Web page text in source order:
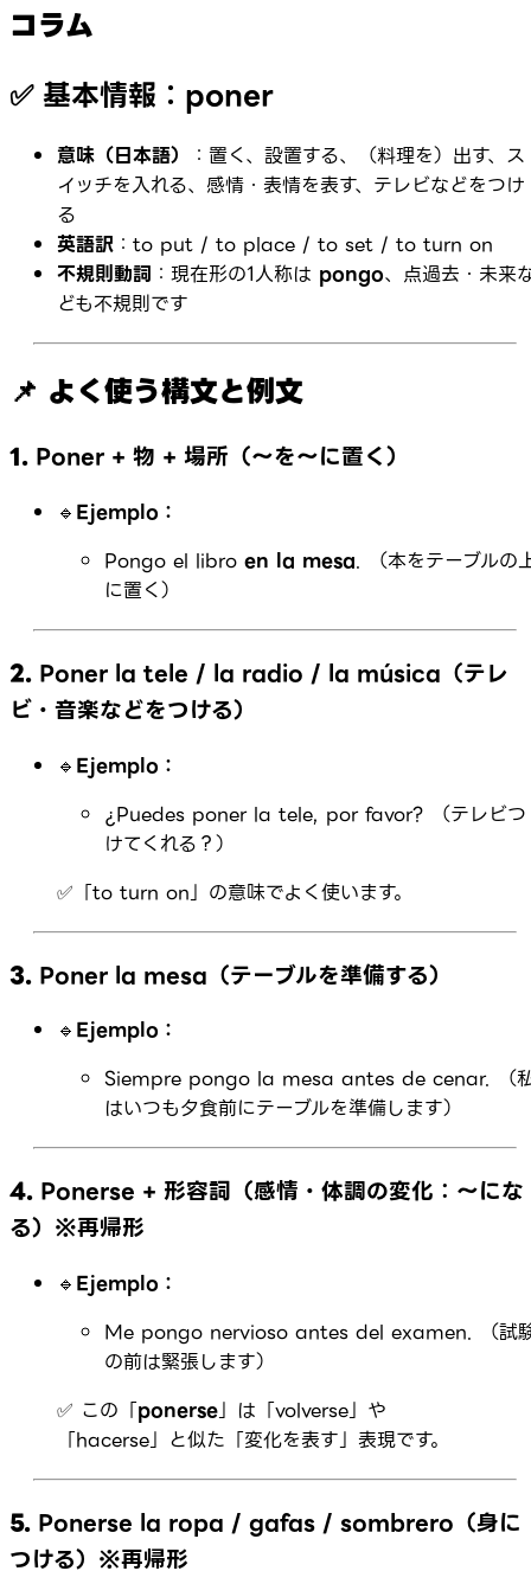
コラム
✅基本情報：poner
意味（日本語）
：置く、設置する、（料理を）出す、ス
イッチを入れる、感情・表情を表す、テレビなどをつけ
る
英語訳 ：to put / to place / to set / to turn on
不規則動詞 ：現在形の1人称は pongo、点過去・未来
ども不規則です
📌 よく使う構文と例文
1. Poner + 物 + 場所（〜を〜に置く）
🔹 Ejemplo：
Pongo el libro en la mesa. （本をテーブルの
に置く）
2. Poner la tele / la radio / la música（テレ
ビ・音楽などをつける）
🔹 Ejemplo：
¿Puedes poner la tele, por favor? （テレビつ
けてくれる？）
✅「to turn on」の意味でよく使います。
3. Poner la mesa（テーブルを準備する）
🔹 Ejemplo：
Siempre pongo la mesa antes de cenar. （
はいつも夕食前にテーブルを準備します）
4. Ponerse + 形容詞（感情・体調の変化：〜にな
る）※再帰形
🔹 Ejemplo：
Me pongo nervioso antes del examen. （試
の前は緊張します）
✅ この「ponerse」は「volverse」や
「hacerse」と似た「変化を表す」表現です。
5. Ponerse la ropa / gafas / sombrero（身に
つける）※再帰形